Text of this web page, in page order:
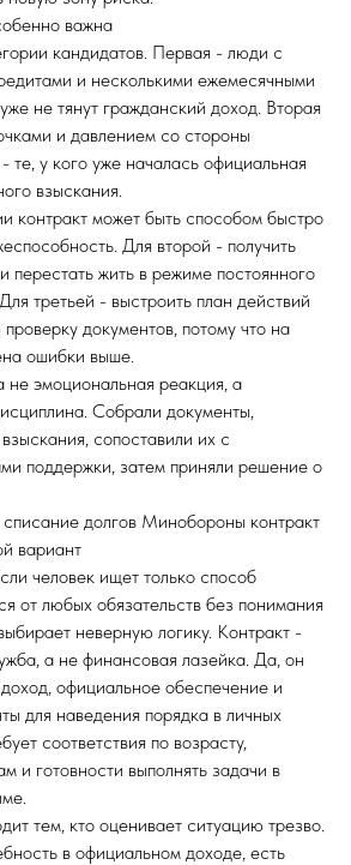
важна
кандидатов. Первая - люди с
и несколькими ежемесячными
не тянут гражданский доход. Вторая
и давлением со стороны
те, у кого уже началась официальная
взыскания.
контракт может быть способом быстро
Для второй - получить
перестать жить в режиме постоянного
третьей - выстроить план действий
документов, потому что на
ошибки выше.
эмоциональная реакция, а
Собрали документы,
сопоставили их с
поддержки, затем приняли решение о
долгов Минобороны контракт
вариант
человек ищет только способ
от любых обязательств без понимания
неверную логику. Контракт -
а не финансовая лазейка. Да, он
официальное обеспечение и
для наведения порядка в личных
соответствия по возрасту,
и готовности выполнять задачи в
тем, кто оценивает ситуацию трезво.
в официальном доходе, есть